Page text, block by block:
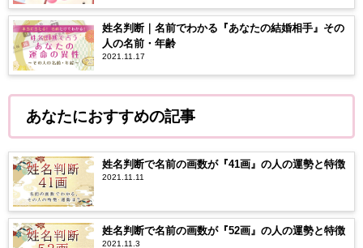
姓名判断｜名前でわかる『あなたの結婚相手』その
人の名前・年齢
2021.11.17
あなたにおすすめの記事
姓名判断で名前の画数が『41画』の人の運勢と特徴
2021.11.11
姓名判断で名前の画数が『52画』の人の運勢と特徴
2021.11.3